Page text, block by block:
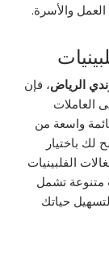
والأسرة.
الرياض، فإن
العاملات
واسعة من
لك باختيار
الفلبينيات
متنوعة تشمل
حياتك